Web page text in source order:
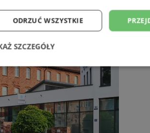
ODRZUĆ WSZYSTKIE
SZCZEGÓŁY
Wydajność
Niesklasyfikowane